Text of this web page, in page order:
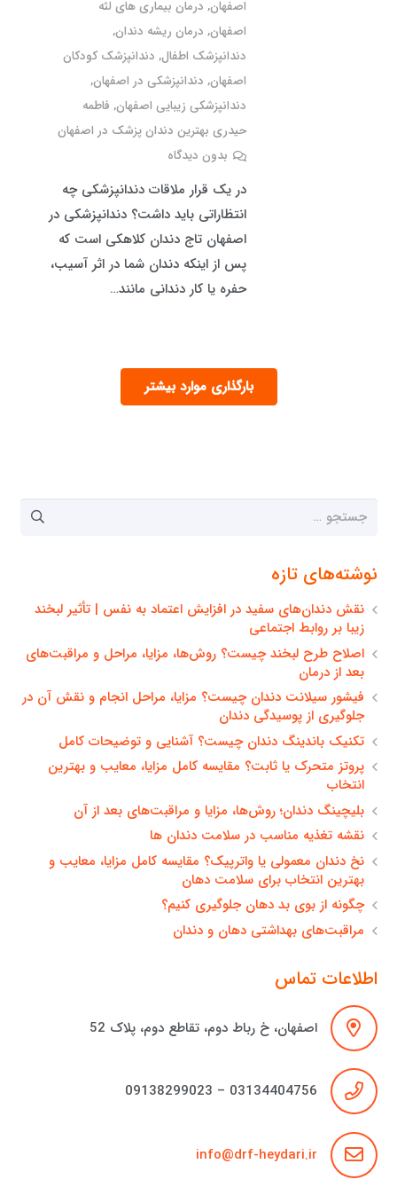
اصفهان, درمان بیماری های لثه
اصفهان, درمان ریشه دندان,
دندانپزشک اطفال, دندانپزشک کودکان
اصفهان, دندانپزشکی در اصفهان,
دندانپزشکی زیبایی اصفهان, فاطمه
حیدری بهترین دندان پزشک در اصفهان
بدون دیدگاه
در یک قرار ملاقات دندانپزشکی چه
انتظاراتی باید داشت؟ دندانپزشکی در
اصفهان تاج دندان کلاهکی است که
پس از اینکه دندان شما در اثر آسیب،
حفره یا کار دندانی مانند…
بارگذاری موارد بیشتر
جستجو
نوشته‌های تازه
نقش دندان‌های سفید در افزایش اعتماد به نفس | تأثیر لبخند
زیبا بر روابط اجتماعی
اصلاح طرح لبخند چیست؟ روش‌ها، مزایا، مراحل و مراقبت‌های
بعد از درمان
فیشور سیلانت دندان چیست؟ مزایا، مراحل انجام و نقش آن در
جلوگیری از پوسیدگی دندان
تکنیک باندینگ دندان چیست؟ آشنایی و توضیحات کامل
پروتز متحرک یا ثابت؟ مقایسه کامل مزایا، معایب و بهترین
انتخاب
بلیچینگ دندان؛ روش‌ها، مزایا و مراقبت‌های بعد از آن
نقشه تغذیه مناسب در سلامت دندان ها
نخ دندان معمولی یا واترپیک؟ مقایسه کامل مزایا، معایب و
بهترین انتخاب برای سلامت دهان
چگونه از بوی بد دهان جلوگیری کنیم؟
مراقبت‌های بهداشتی دهان و دندان
اطلاعات تماس
اصفهان، خ رباط دوم، تقاطع دوم، پلاک 52
03134404756 – 09138299023
info@drf-heydari.ir